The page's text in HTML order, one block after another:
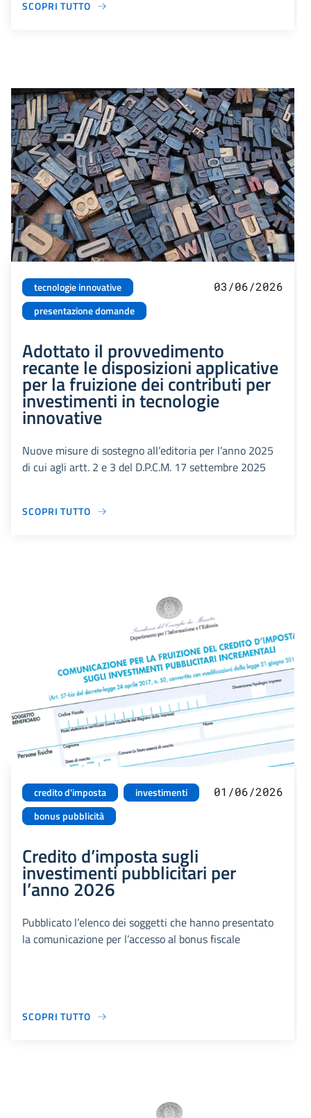
SCOPRI TUTTO
tecnologie innovative
presentazione domande
03/06/2026
Adottato il provvedimento
recante le disposizioni applicative
per la fruizione dei contributi per
investimenti in tecnologie
innovative
Nuove misure di sostegno all’editoria per l’anno 2025
di cui agli artt. 2 e 3 del D.P.C.M. 17 settembre 2025
SCOPRI TUTTO
credito d'imposta
investimenti
bonus pubblicità
01/06/2026
Credito d’imposta sugli
investimenti pubblicitari per
l’anno 2026
Pubblicato l’elenco dei soggetti che hanno presentato
la comunicazione per l’accesso al bonus fiscale
SCOPRI TUTTO